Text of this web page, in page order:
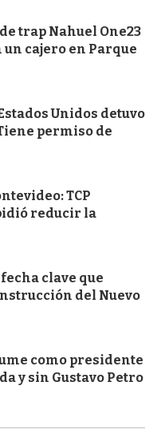
trap Nahuel One23
cajero en Parque
Unidos detuvo
permiso de
TCP
reducir la
clave que
del Nuevo
como presidente
y sin Gustavo Petro